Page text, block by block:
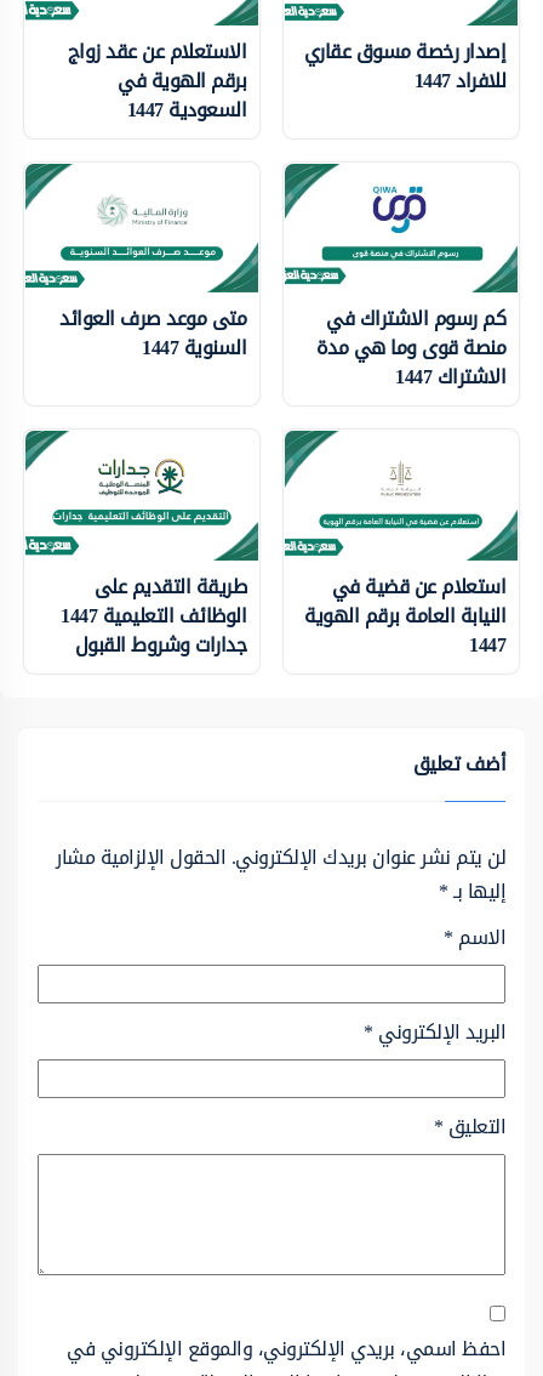
إصدار رخصة مسوق عقاري
للافراد 1447
الاستعلام عن عقد زواج
برقم الهوية في
السعودية 1447
كم رسوم الاشتراك في
منصة قوى وما هي مدة
الاشتراك 1447
متى موعد صرف العوائد
السنوية 1447
استعلام عن قضية في
النيابة العامة برقم الهوية
1447
طريقة التقديم على
الوظائف التعليمية 1447
جدارات وشروط القبول
أضف تعليق
لن يتم نشر عنوان بريدك الإلكتروني. الحقول الإلزامية مشار
إليها بـ*
الاسم*
البريد الإلكتروني*
التعليق*
احفظ اسمي، بريدي الإلكتروني، والموقع الإلكتروني في